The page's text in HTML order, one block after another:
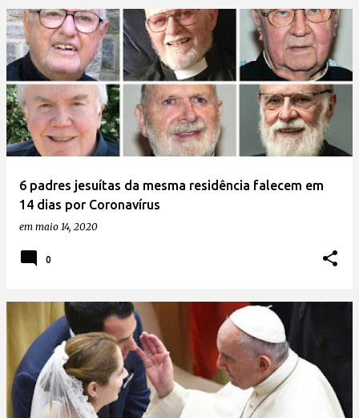
6 padres jesuítas da mesma residência falecem em
14 dias por Coronavírus
em maio 14, 2020
0